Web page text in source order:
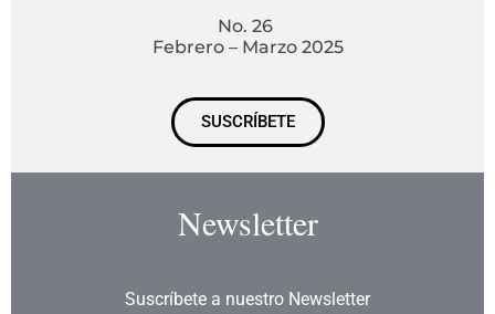
No. 26
Febrero – Marzo 2025
SUSCRÍBETE
Newsletter
Suscríbete a nuestro Newsletter